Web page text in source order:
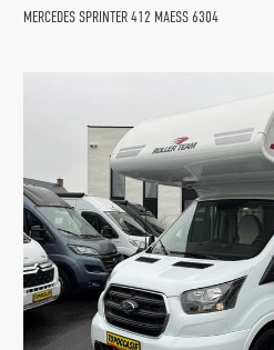
MERCEDES SPRINTER 412 MAESS 6304